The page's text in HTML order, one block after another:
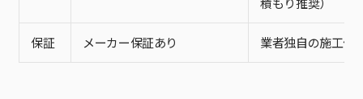
保証 メーカー保証あり 業者独自の施工保